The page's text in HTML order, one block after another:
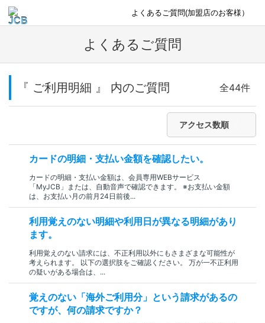
よくあるご質問(加盟店のお客様）
よくあるご質問
『 ご利用明細 』 内のご質問 全44件
アクセス数順
カードの明細・支払い金額を確認したい。
カードの明細・支払い金額は、会員専用WEBサービス
「MyJCB」または、自動音声で確認できます。 ※お支払い金額
は、お支払い月の前月24日前後...
利用覚えのない明細や利用日が異なる明細があり
ます。
利用覚えのない請求には、不正利用以外にもさまざまな可能性が
考えられます。 以下の選択肢をご確認ください。 万が一不正利用
の疑いがある場合は、...
覚えのない「海外ご利用分」という請求があるの
ですが、何の請求ですか？